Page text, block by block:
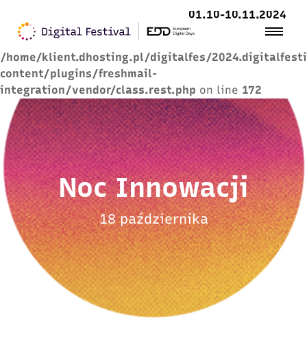
Warning : Trying to access array offset on value of
type null in
/home/klient.dhosting.pl/digitalfes/
content/plugins/freshmail-
integration/vendor/class.rest.php on line 172
01.10-10.11.2024
Noc Innowacji
18 października